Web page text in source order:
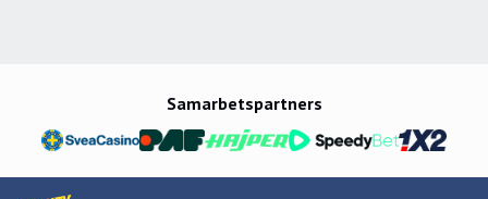
Samarbetspartners